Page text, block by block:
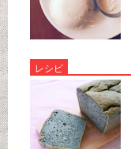
レシピ